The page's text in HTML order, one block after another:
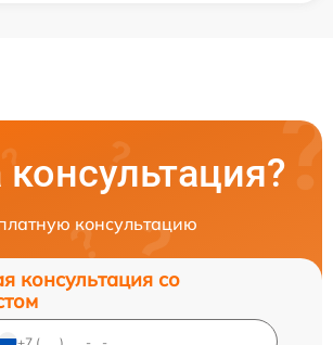
консультацию
консультация со